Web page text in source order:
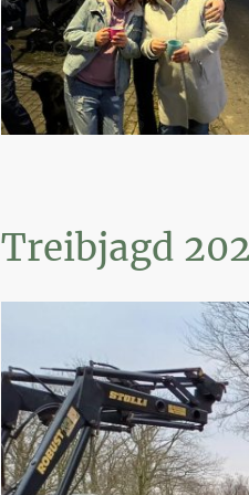
Treibjagd